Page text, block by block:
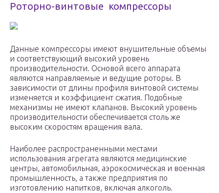
Роторно-винтовые компрессоры
Данные компрессоры имеют внушительные объемы
и соответствующий высокий уровень
производительности. Основой всего аппарата
являются направляемые и ведущие роторы. В
зависимости от длины профиля винтовой системы
изменяется и коэффициент сжатия. Подобные
механизмы не имеют клапанов. Высокий уровень
производительности обеспечивается столь же
высоким скоростям вращения вала.
Наиболее распространенными местами
использования агрегата являются медицинские
центры, автомобильная, аэрокосмическая и военная
промышленность, а также предприятия по
изготовлению напитков, включая алкоголь.